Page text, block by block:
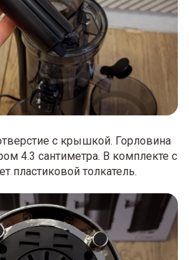
с крышкой. Горловина
4.3 сантиметра. В комплекте с
пластиковой толкатель.